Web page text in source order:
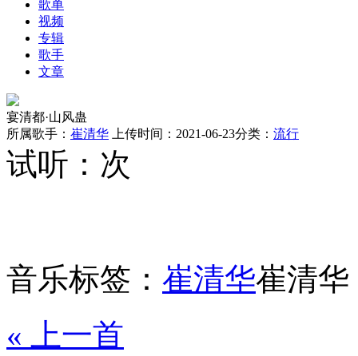
歌单
视频
专辑
歌手
文章
宴清都·山风蛊
所属歌手： 崔清华 上传时间：2021-06-23分类： 流行
试听： 次
音乐标签： 崔清华崔清华
« 上一首